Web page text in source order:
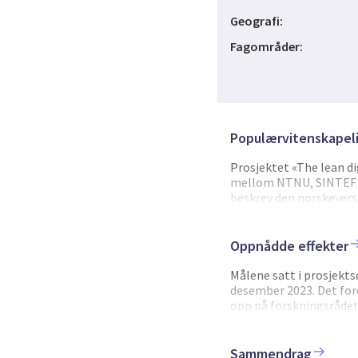
Geografi:
Fagområder:
Prosjektet «The lean
mellom NTNU,
beskrev den
teknologiske
har vi samlet, utviklet
NTNU, og ut i verden
prosesser og
utdannet master- og
partnerne i prosjektet.
Oppnådde effekter
Målene satt i
desember 2023. Det
opp på
Sammendrag